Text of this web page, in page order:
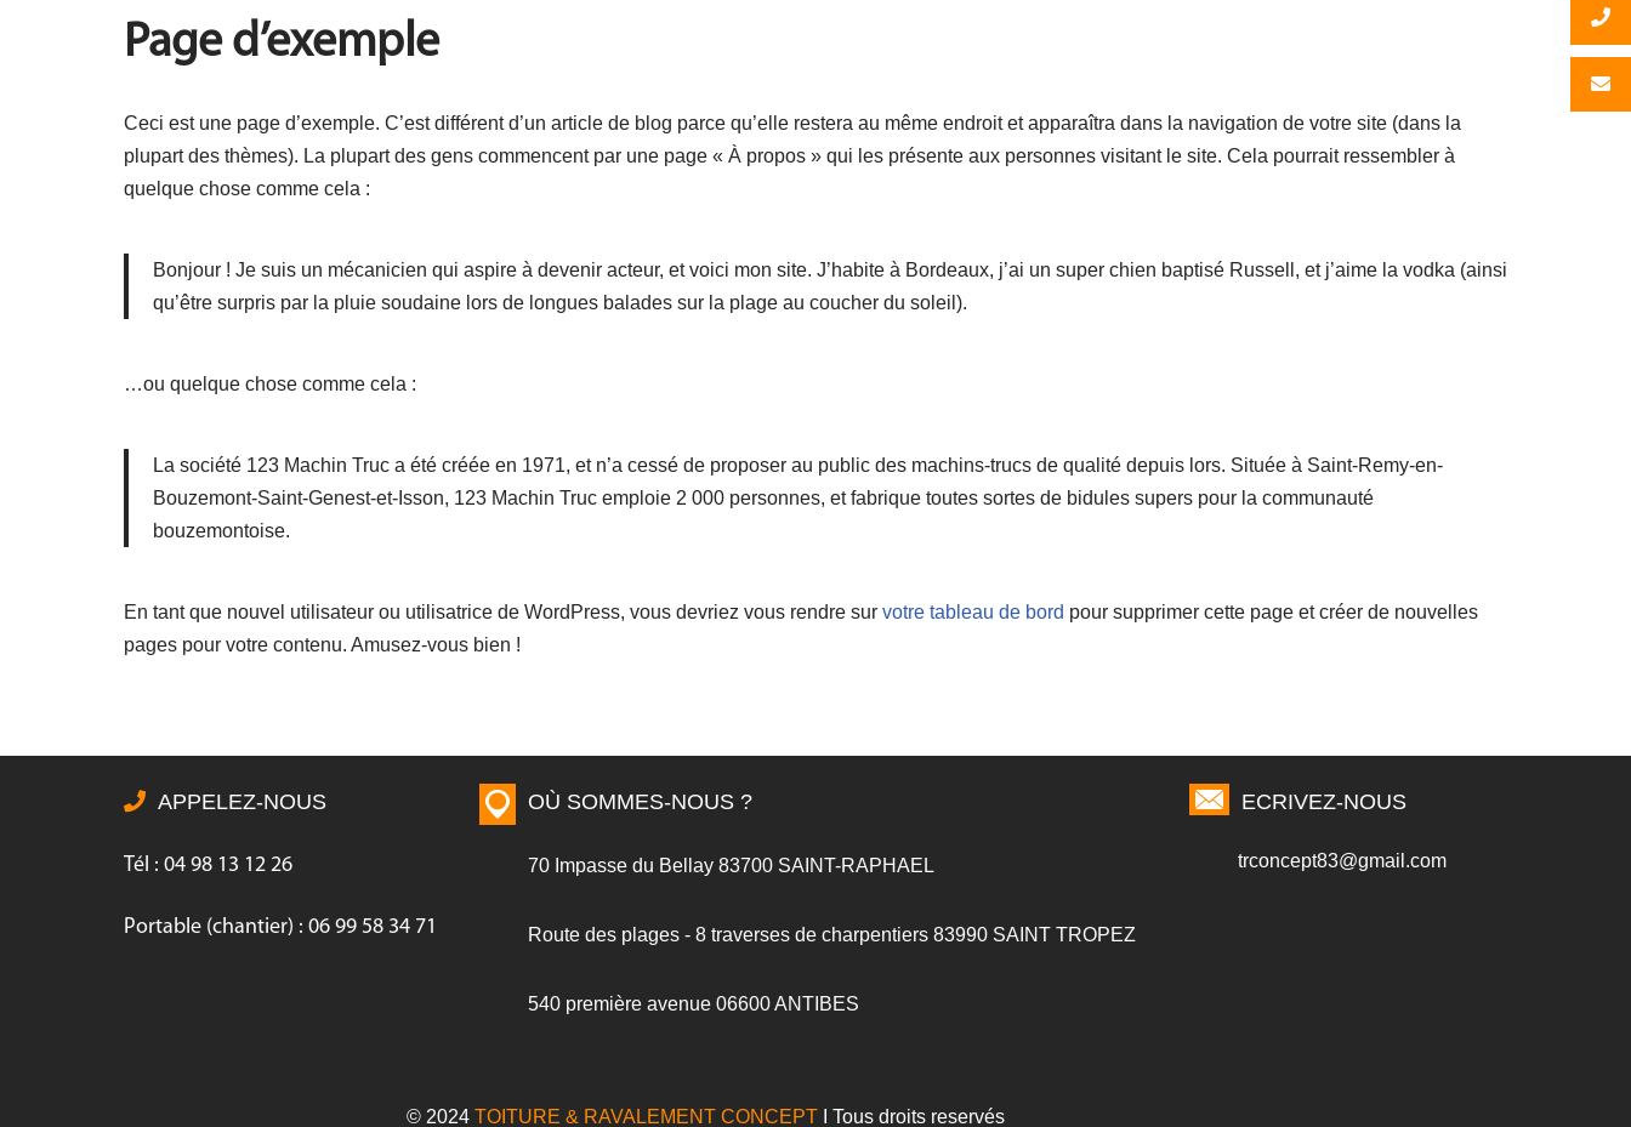
Page d’exemple
Ceci est une page d’exemple. C’est différent d’un article de blog parce qu’elle restera au même endroit et apparaîtra dans la navigation de votre site (dans la
plupart des thèmes). La plupart des gens commencent par une page « À propos » qui les présente aux personnes visitant le site. Cela pourrait ressembler à
quelque chose comme cela :
Bonjour ! Je suis un mécanicien qui aspire à devenir acteur, et voici mon site. J’habite à Bordeaux, j’ai un super chien baptisé Russell, et j’aime la vodka (ainsi
qu’être surpris par la pluie soudaine lors de longues balades sur la plage au coucher du soleil).
…ou quelque chose comme cela :
La société 123 Machin Truc a été créée en 1971, et n’a cessé de proposer au public des machins-trucs de qualité depuis lors. Située à Saint-Remy-en-
Bouzemont-Saint-Genest-et-Isson, 123 Machin Truc emploie 2 000 personnes, et fabrique toutes sortes de bidules supers pour la communauté
bouzemontoise.
En tant que nouvel utilisateur ou utilisatrice de WordPress, vous devriez vous rendre sur votre tableau de bord pour supprimer cette page et créer de nouvelles
pages pour votre contenu. Amusez-vous bien !
APPELEZ-NOUS
Tél : 04 98 13 12 26
Portable (chantier) : 06 99 58 34 71
OÙ SOMMES-NOUS ?
70 Impasse du Bellay 83700 SAINT-RAPHAEL
Route des plages - 8 traverses de charpentiers 83990 SAINT TROPEZ
540 première avenue 06600 ANTIBES
ECRIVEZ-NOUS
trconcept83@gmail.com
© 2024TOITURE & RAVALEMENT CONCEPT I Tous droits reservés